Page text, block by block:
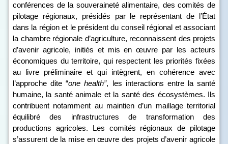
conférences de la souveraineté alimentaire, des comités de
pilotage régionaux, présidés par le représentant de l’État
dans la région et le président du conseil régional et associant
la chambre régionale d’agriculture, reconnaissent des projets
d’avenir agricole, initiés et mis en œuvre par les acteurs
économiques du territoire, qui respectent les priorités fixées
au livre préliminaire et qui intègrent, en cohérence avec
l’approche dite “one health”, les interactions entre la santé
humaine, la santé animale et la santé des écosystèmes. Ils
contribuent notamment au maintien d’un maillage territorial
équilibré des infrastructures de transformation des
productions agricoles. Les comités régionaux de pilotage
s’assurent de la mise en œuvre des projets d’avenir agricole